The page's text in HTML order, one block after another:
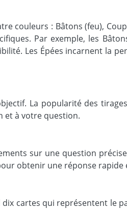
couleurs : Bâtons (feu),
Par exemple, les
Les Épées incarnent la
La popularité des
et à votre question.
sur une question
obtenir une réponse
cartes qui représentent le